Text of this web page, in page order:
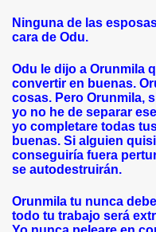
Ninguna de las
cara de Odu.
Odu le dijo a Orunmila
convertir en buenas.
cosas. Pero Orunmila,
yo no he de separar
yo completare todas
buenas. Si alguien
conseguiría fuera
se autodestruirán.
Orunmila tu nunca
todo tu trabajo será